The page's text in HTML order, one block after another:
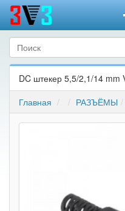
DC штекер 5,5/2,1/14 mm
Главная
РАЗЪЁМЫ